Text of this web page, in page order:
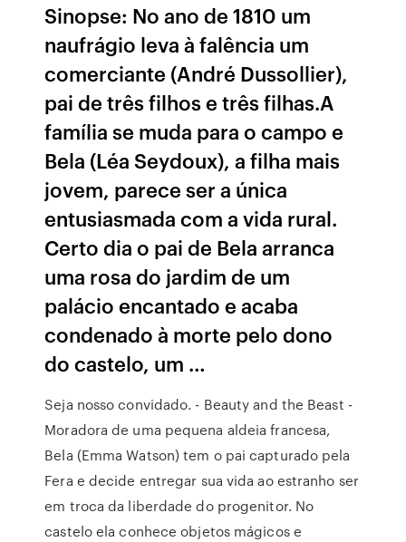
Sinopse: No ano de 1810 um
naufrágio leva à falência um
comerciante (André Dussollier),
pai de três filhos e três filhas.A
família se muda para o campo e
Bela (Léa Seydoux), a filha mais
jovem, parece ser a única
entusiasmada com a vida rural.
Certo dia o pai de Bela arranca
uma rosa do jardim de um
palácio encantado e acaba
condenado à morte pelo dono
do castelo, um …
Seja nosso convidado. - Beauty and the Beast -
Moradora de uma pequena aldeia francesa,
Bela (Emma Watson) tem o pai capturado pela
Fera e decide entregar sua vida ao estranho ser
em troca da liberdade do progenitor. No
castelo ela conhece objetos mágicos e